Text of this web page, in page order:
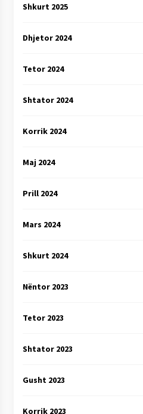
Shkurt 2025
Dhjetor 2024
Tetor 2024
Shtator 2024
Korrik 2024
Maj 2024
Prill 2024
Mars 2024
Shkurt 2024
Nëntor 2023
Tetor 2023
Shtator 2023
Gusht 2023
Korrik 2023